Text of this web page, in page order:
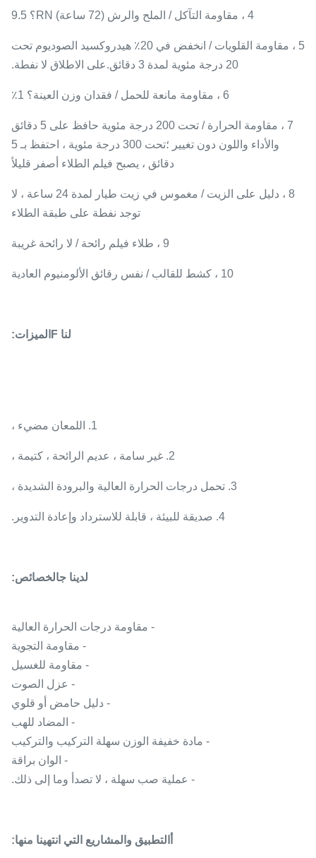
4 ، مقاومة التآكل / الملح والرش (72 ساعة) RN؟ 9.5
5 ، مقاومة القلويات / انخفض في 20٪ هيدروكسيد الصوديوم تحت
20 درجة مئوية لمدة 3 دقائق.على الاطلاق لا نفطة.
6 ، مقاومة مانعة للحمل / فقدان وزن العينة؟ 1٪
7 ، مقاومة الحرارة / تحت 200 درجة مئوية حافظ على 5 دقائق
والأداء واللون دون تغيير ؛تحت 300 درجة مئوية ، احتفظ بـ 5
دقائق ، يصبح فيلم الطلاء أصفر قليلاً
8 ، دليل على الزيت / مغموس في زيت طيار لمدة 24 ساعة ، لا
توجد نفطة على طبقة الطلاء
9 ، طلاء فيلم رائحة / لا رائحة غريبة
10 ، كشط للقالب / نفس رقائق الألومنيوم العادية
لنا F الميزات:
1. اللمعان مضيء ،
2. غير سامة ، عديم الرائحة ، كتيمة ،
3. تحمل درجات الحرارة العالية والبرودة الشديدة ،
4. صديقة للبيئة ، قابلة للاسترداد وإعادة التدوير.
لدينا جالخصائص:
- مقاومة درجات الحرارة العالية
- مقاومة التجوية
- مقاومة للغسيل
- عزل الصوت
- دليل حامض أو قلوي
- المضاد للهب
- مادة خفيفة الوزن سهلة التركيب والتركيب
- الوان براقة
- عملية صب سهلة ، لا تصدأ وما إلى ذلك.
التطبيق والمشاريع التي انتهينا منها: